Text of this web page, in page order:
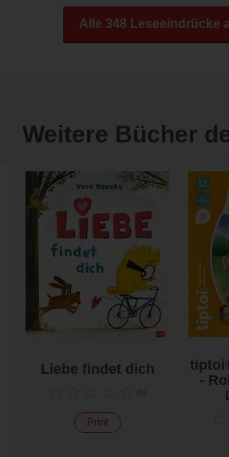
Alle 348 Leseeindrücke
Weitere Bücher
Liebe findet dich
(0
Print
-